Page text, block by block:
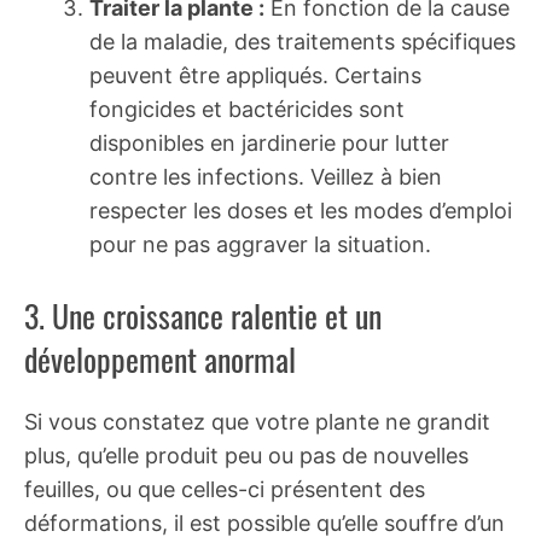
Traiter la plante : En fonction de la cause
de la maladie, des traitements spécifiques
peuvent être appliqués. Certains
fongicides et bactéricides sont
disponibles en jardinerie pour lutter
contre les infections. Veillez à bien
respecter les doses et les modes d’emploi
pour ne pas aggraver la situation.
3. Une croissance ralentie et un
développement anormal
Si vous constatez que votre plante ne grandit
plus, qu’elle produit peu ou pas de nouvelles
feuilles, ou que celles-ci présentent des
déformations, il est possible qu’elle souffre d’un